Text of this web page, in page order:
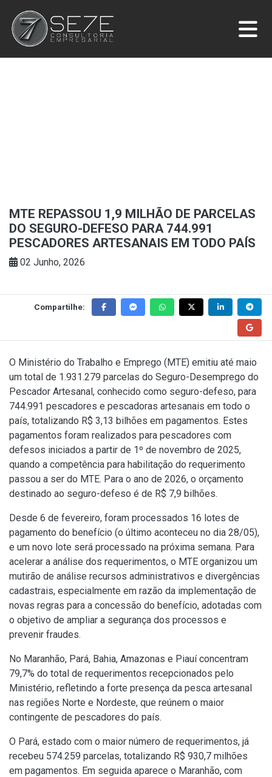
MTE REPASSOU 1,9 MILHÃO DE PARCELAS
DO SEGURO-DEFESO PARA 744.991
PESCADORES ARTESANAIS EM TODO PAÍS
02 Junho, 2026
Compartilhe:
O Ministério do Trabalho e Emprego (MTE) emitiu até maio
um total de 1.931.279 parcelas do Seguro-Desemprego do
Pescador Artesanal, conhecido como seguro-defeso, para
744.991 pescadores e pescadoras artesanais em todo o
país, totalizando R$ 3,13 bilhões em pagamentos. Estes
pagamentos foram realizados para pescadores com
defesos iniciados a partir de 1º de novembro de 2025,
quando a competência para habilitação do requerimento
passou a ser do MTE. Para o ano de 2026, o orçamento
destinado ao seguro-defeso é de R$ 7,9 bilhões.
Desde 6 de fevereiro, foram processados 16 lotes de
pagamento do benefício (o último aconteceu no dia 28/05),
e um novo lote será processado na próxima semana. Para
acelerar a análise dos requerimentos, o MTE organizou um
mutirão de análise recursos administrativos e divergências
cadastrais, especialmente em razão da implementação de
novas regras para a concessão do benefício, adotadas com
o objetivo de ampliar a segurança dos processos e
prevenir fraudes.
No Maranhão, Pará, Bahia, Amazonas e Piauí concentram
79,7% do total de requerimentos recepcionados pelo
Ministério, refletindo a forte presença da pesca artesanal
nas regiões Norte e Nordeste, que reúnem o maior
contingente de pescadores do país.
O Pará, estado com o maior número de requerimentos, já
recebeu 574.259 parcelas, totalizando R$ 930,7 milhões
em pagamentos. Em seguida aparece o Maranhão, com